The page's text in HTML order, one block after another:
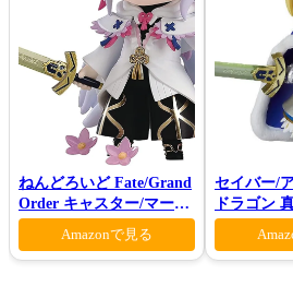
ねんどろいど Fate/Grand
Order キャスター/マーリ
ン 花の魔術師Ver.
Amazonで見る
セイバー/
ドラゴン